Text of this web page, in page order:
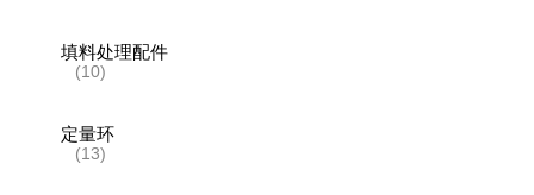
填料处理配件
(10)
定量环
(13)